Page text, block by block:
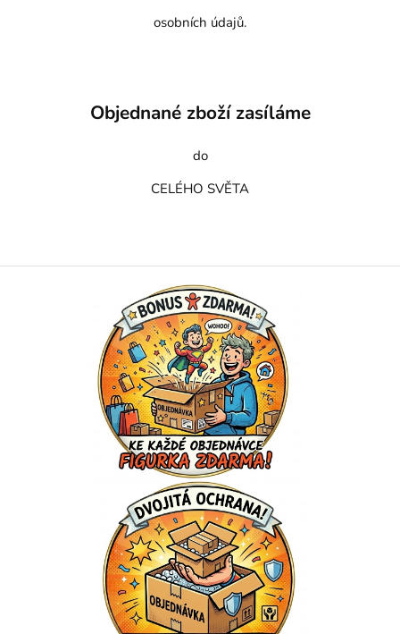
osobních údajů.
Objednané zboží zasíláme
do
CELÉHO SVĚTA